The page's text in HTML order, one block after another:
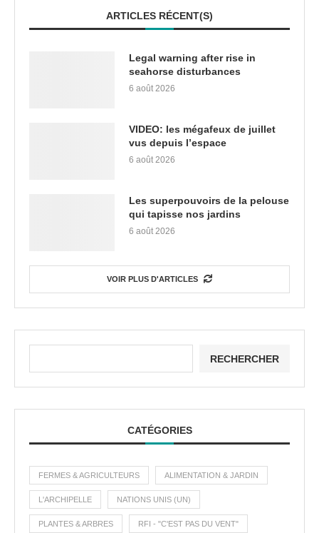
ARTICLES RÉCENT(S)
Legal warning after rise in
seahorse disturbances
6 août 2026
VIDEO: les mégafeux de juillet
vus depuis l’espace
6 août 2026
Les superpouvoirs de la pelouse
qui tapisse nos jardins
6 août 2026
VOIR PLUS D'ARTICLES
RECHERCHER
CATÉGORIES
FERMES & AGRICULTEURS ALIMENTATION & JARDIN
L'ARCHIPELLE NATIONS UNIS (UN)
PLANTES & ARBRES RFI - "C'EST PAS DU VENT"